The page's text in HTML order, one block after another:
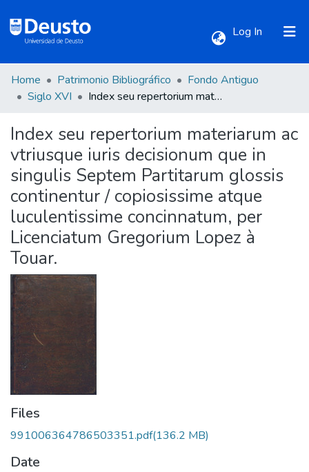
Log In (current)
Communities & Collections
All of DSpace
Statistics
Home Patrimonio Bibliográfico
Fondo Antiguo
Siglo XVI
Index seu repertorium materiarum ac vtriusque iuris decisionum que in singulis Septem Partitarum glossis continentur / copiosissime atque luculentissime concinnatum, per Licenciatum Gregorium Lopez à Touar.
Index seu repertorium materiarum ac
vtriusque iuris decisionum que in
singulis Septem Partitarum glossis
continentur / copiosissime atque
luculentissime concinnatum, per
Licenciatum Gregorium Lopez à
Touar.
Files
991006364786503351.pdf(136.2 MB)
Date